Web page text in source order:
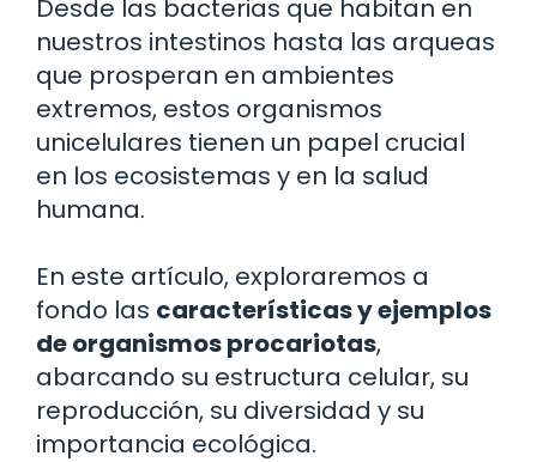
Desde las bacterias que habitan en
nuestros intestinos hasta las arqueas
que prosperan en ambientes
extremos, estos organismos
unicelulares tienen un papel crucial
en los ecosistemas y en la salud
humana.
En este artículo, exploraremos a
fondo las características y ejemplos
de organismos procariotas,
abarcando su estructura celular, su
reproducción, su diversidad y su
importancia ecológica.